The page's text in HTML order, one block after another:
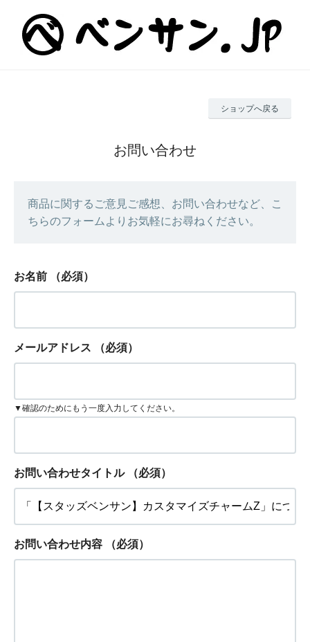
ショップへ戻る
お問い合わせ
商品に関するご意見ご感想、お問い合わせなど、こ
ちらのフォームよりお気軽にお尋ねください。
お名前 （必須）
メールアドレス （必須）
▼確認のためにもう一度入力してください。
お問い合わせタイトル （必須）
お問い合わせ内容 （必須）